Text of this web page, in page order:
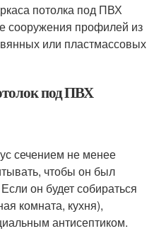
потолка под ПВХ
сооружения профилей из
или пластмассовых
под ПВХ
сечением не менее
чтобы он был
он будет собираться
комната, кухня),
антисептиком.